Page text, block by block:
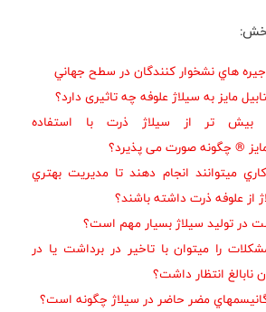
هاي نشخوار كنندگان در سطح جهاني
مايز به سیلاژ علوفه چه تاثیری دارد؟
بيش تر از سيلاژ ذرت با استفاده
مايز ® چگونه صورت می پذیرد؟
ميتوانند انجام دهند تا مديريت بهتري
از علوفه ذرت داشته باشند؟
در توليد سيلاژ بسيار مهم است؟
را ميتوان با تاخير در برداشت يا در
نابالغ انتظار داشت؟
مضر حاضر در سيلاژ چگونه است؟